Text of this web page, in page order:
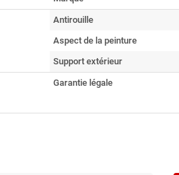
Antirouille
Aspect de la peinture
Support extérieur
Garantie légale